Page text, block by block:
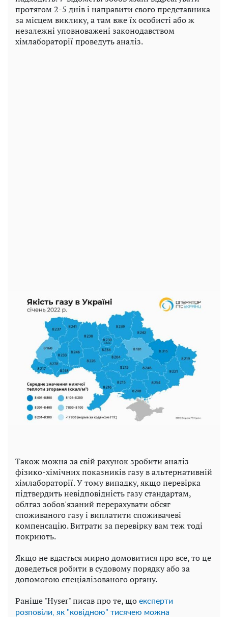
протягом 2-5 днів і направити свого представника
за місцем виклику, а там вже їх особисті або ж
незалежні уповноважені законодавством
хімлабораторії проведуть аналіз.
Також можна за свій рахунок зробити аналіз
фізико-хімічних показників газу в альтернативній
хімлабораторії. У тому випадку, якщо перевірка
підтвердить невідповідність газу стандартам,
облгаз зобов'язаний перерахувати обсяг
споживаного газу і виплатити споживачеві
компенсацію. Витрати за перевірку вам теж тоді
покриють.
Якщо не вдасться мирно домовитися про все, то це
доведеться робити в судовому порядку або за
допомогою спеціалізованого органу.
Раніше "Hyser" писав про те, що експерти
розповіли, як "ковідною" тисячею можна